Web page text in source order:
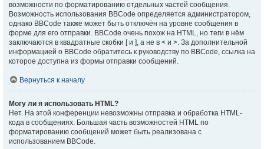
возможности по форматированию отдельных частей сообщения.
Возможность использования BBCode определяется администратором,
однако BBCode также может быть отключён на уровне сообщения в
форме для его отправки. BBCode очень похож на HTML, но теги в нём
заключаются в квадратные скобки [ и ], а не в < и >. За дополнительной
информацией о BBCode обратитесь к руководству по BBCode, ссылка на
которое доступна из формы отправки сообщений.
Вернуться к началу
Могу ли я использовать HTML?
Нет. На этой конференции невозможны отправка и обработка HTML-
кода в сообщениях. Большая часть возможностей HTML по
форматированию сообщений может быть реализована с
использованием BBCode.